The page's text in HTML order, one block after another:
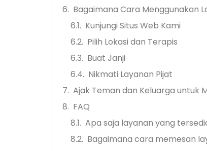
Bagaimana Cara Menggunakan
Kunjungi Situs Web Kami
Pilih Lokasi dan Terapis
Buat Janji
Nikmati Layanan Pijat
Ajak Teman dan Keluarga untuk
FAQ
Apa saja layanan yang
Bagaimana cara memesan